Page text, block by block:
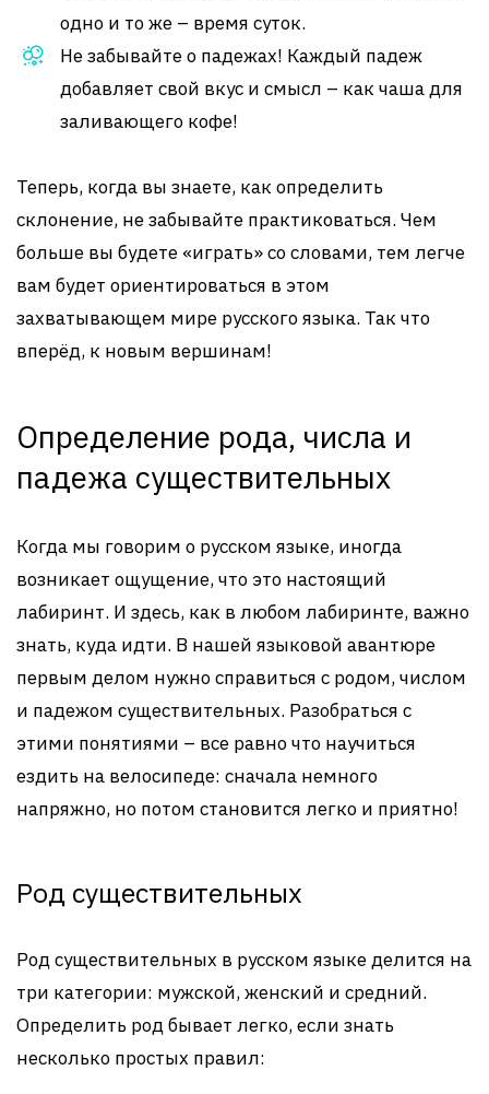
одно и то же – время суток.
Не забывайте о падежах! Каждый падеж
добавляет свой вкус и смысл – как чаша для
заливающего кофе!
Теперь, когда вы знаете, как определить
склонение, не забывайте практиковаться. Чем
больше вы будете «играть» со словами, тем легче
вам будет ориентироваться в этом
захватывающем мире русского языка. Так что
вперёд, к новым вершинам!
Определение рода, числа и
падежа существительных
Когда мы говорим о русском языке, иногда
возникает ощущение, что это настоящий
лабиринт. И здесь, как в любом лабиринте, важно
знать, куда идти. В нашей языковой авантюре
первым делом нужно справиться с родом, числом
и падежом существительных. Разобраться с
этими понятиями – все равно что научиться
ездить на велосипеде: сначала немного
напряжно, но потом становится легко и приятно!
Род существительных
Род существительных в русском языке делится на
три категории: мужской, женский и средний.
Определить род бывает легко, если знать
несколько простых правил: